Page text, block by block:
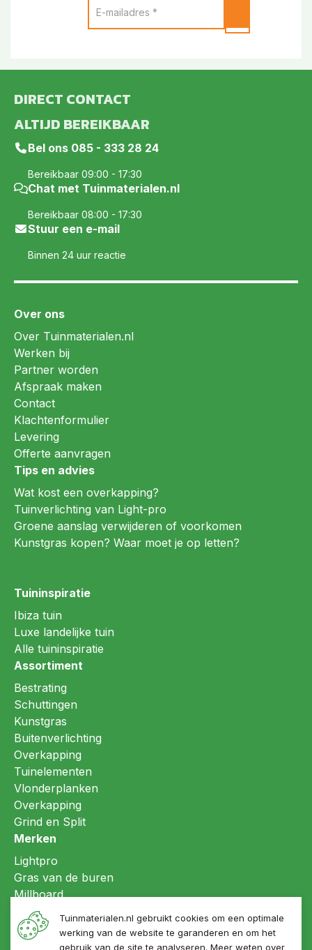
DIRECT CONTACT
ALTIJD BEREIKBAAR
Bel ons 085 - 333 28 24
Bereikbaar 09:00 - 17:30
Chat met Tuinmaterialen.nl
Bereikbaar 08:00 - 17:30
Stuur een e-mail
Binnen 24 uur reactie
Over ons
Over Tuinmaterialen.nl
Werken bij
Partner worden
Afspraak maken
Contact
Klachtenformulier
Levering
Offerte aanvragen
Tips en advies
Wat kost een overkapping?
Tuinverlichting van Light-pro
Groene aanslag verwijderen of voorkomen
Kunstgras kopen? Waar moet je op letten?
Tuininspiratie
Ibiza tuin
Luxe landelijke tuin
Alle tuininspiratie
Assortiment
Bestrating
Schuttingen
Kunstgras
Buitenverlichting
Overkapping
Tuinelementen
Vlonderplanken
Overkapping
Grind en Split
Merken
Lightpro
Gras van de buren
Millboard
Refin ceramiche
LujoGardens®
Tuinmaterialen.nl gebruikt cookies om een optimale
werking van de website te garanderen en om het
gebruik van de site te analyseren. Meer weten over